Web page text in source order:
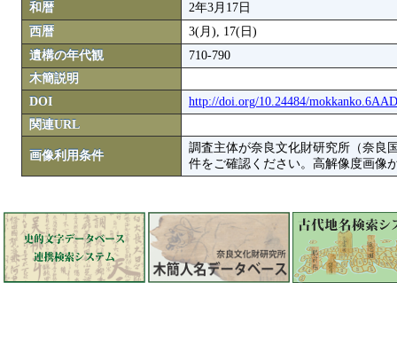
和暦
2年3月17日
西暦
3(月), 17(日)
遺構の年代観
710-790
木簡説明
DOI
http://doi.org/10.24484/
関連URL
画像利用条件
調査主体が奈良文化財研究所（奈良
件をご確認ください。高解像度画像